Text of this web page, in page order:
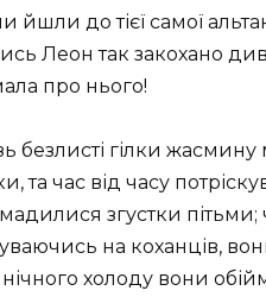
йшли до тієї самої
Леон так закохано
про нього!
безлисті гілки
та час від часу
згустки
на коханців,
нічного холоду вони